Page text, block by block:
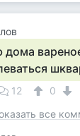
12
0
все